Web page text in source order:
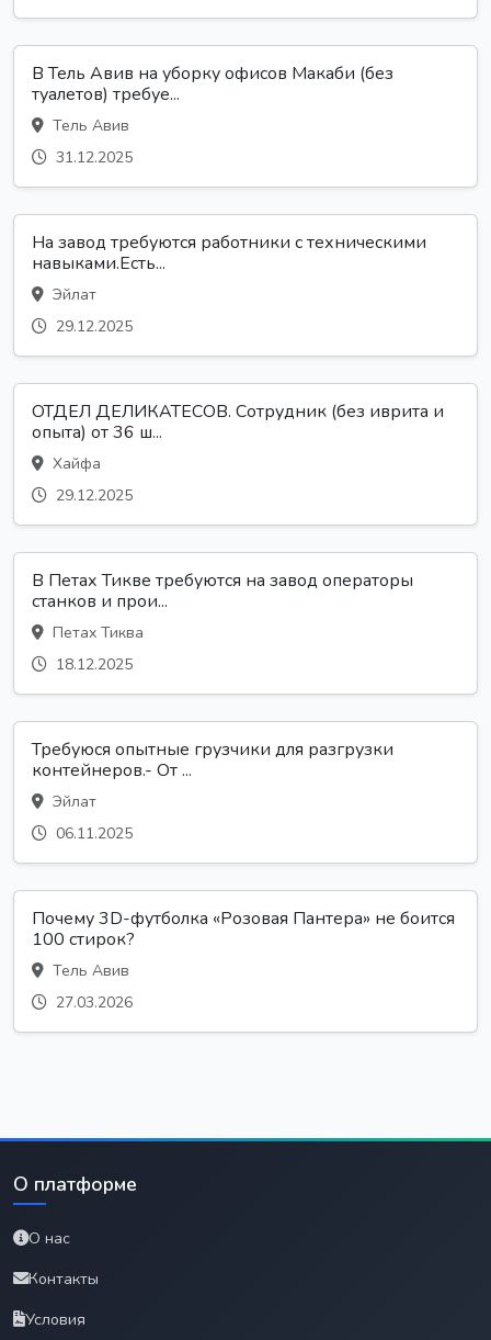
В Тель Авив на уборку офисов Макаби (без
туалетов) требуе...
Тель Авив
31.12.2025
На завод требуются работники с техническими
навыками.Есть...
Эйлат
29.12.2025
ОТДЕЛ ДЕЛИКАТЕСОВ. Сотрудник (без иврита и
опыта) от 36 ш...
Хайфа
29.12.2025
В Петах Тикве требуются на завод операторы
станков и прои...
Петах Тиква
18.12.2025
Требуюся опытные грузчики для разгрузки
контейнеров.- От ...
Эйлат
06.11.2025
Почему 3D-футболка «Розовая Пантера» не боится
100 стирок?
Тель Авив
27.03.2026
О платформе
О нас
Контакты
Условия